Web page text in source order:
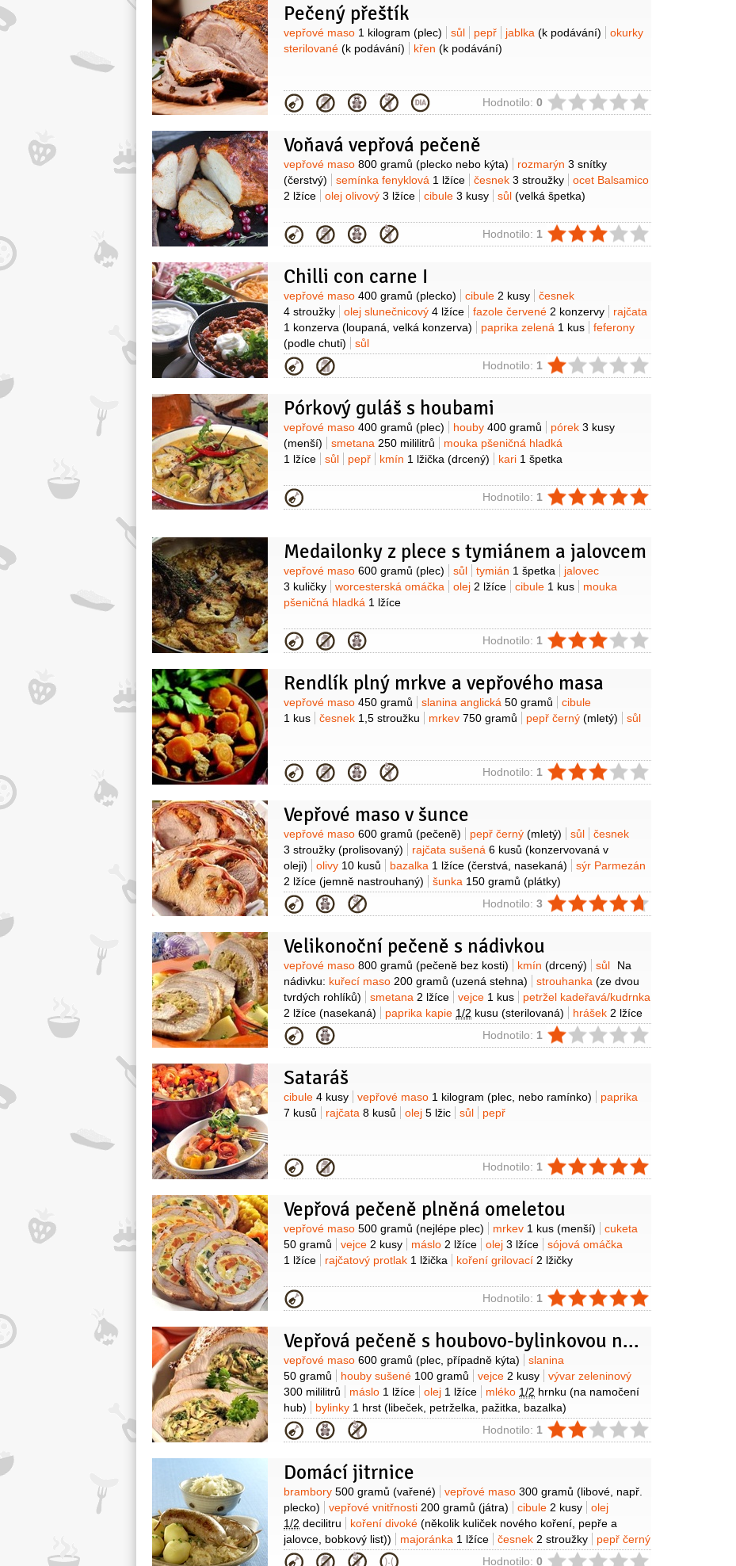
Pečený přeštík
Suroviny
vepřové maso 1 kilogram (plec) sůl pepř jablka (k podávání)
okurky
sterilované (k podávání) křen (k podávání)
Kategorie Hodnotilo: 0
Voňavá vepřová pečeně
Suroviny
vepřové maso 800 gramů (plecko nebo kýta) rozmarýn 3 snítky
(čerstvý)
semínka fenyklová 1 lžíce česnek 3 stroužky
ocet Balsamico
2 lžíce
olej olivový 3 lžíce cibule 3 kusy sůl (velká špetka)
Kategorie Hodnotilo: 1
Chilli con carne I
Suroviny
vepřové maso 400 gramů (plecko) cibule 2 kusy
česnek
4 stroužky
olej slunečnicový 4 lžíce fazole červené 2 konzervy
rajčata
1 konzerva (loupaná, velká konzerva) paprika zelená 1 kus
feferony
(podle chuti)
sůl
Kategorie Hodnotilo: 1
Pórkový guláš s houbami
Suroviny
vepřové maso 400 gramů (plec) houby 400 gramů pórek 3 kusy
(menší)
smetana 250 mililitrů
mouka pšeničná hladká
1 lžíce
sůl pepř kmín 1 lžička (drcený) kari 1 špetka
Kategorie Hodnotilo: 1
Medailonky z plece s tymiánem a jalovcem
Suroviny
vepřové maso 600 gramů (plec) sůl tymián 1 špetka
jalovec
3 kuličky
worcesterská omáčka olej 2 lžíce cibule 1 kus
mouka
pšeničná hladká 1 lžíce
Kategorie Hodnotilo: 1
Rendlík plný mrkve a vepřového masa
Suroviny
vepřové maso 450 gramů slanina anglická 50 gramů
cibule
1 kus
česnek 1,5 stroužku mrkev 750 gramů pepř černý (mletý) sůl
Kategorie Hodnotilo: 1
Vepřové maso v šunce
Suroviny
vepřové maso 600 gramů (pečeně) pepř černý (mletý) sůl
česnek
3 stroužky (prolisovaný) rajčata sušená 6 kusů (konzervovaná v
oleji)
olivy 10 kusů bazalka 1 lžíce (čerstvá, nasekaná)
sýr Parmezán
2 lžíce (jemně nastrouhaný) šunka 150 gramů (plátky)
Kategorie Hodnotilo: 3
Velikonoční pečeně s nádivkou
Suroviny
vepřové maso 800 gramů (pečeně bez kosti) kmín (drcený) sůl
Na
nádivku: kuřecí maso 200 gramů (uzená stehna) strouhanka (ze dvou
tvrdých rohlíků)
smetana 2 lžíce vejce 1 kus
petržel kadeřavá/kudrnka
2 lžíce (nasekaná) paprika kapie 1/2 kusu (sterilovaná) hrášek 2 lžíce
(sterilovaný)
muškátový květ (mletý)
Kategorie Hodnotilo: 1
Sataráš
Suroviny
cibule 4 kusy vepřové maso 1 kilogram (plec, nebo ramínko)
paprika
7 kusů
rajčata 8 kusů olej 5 lžic sůl pepř
Kategorie Hodnotilo: 1
Vepřová pečeně plněná omeletou
Suroviny
vepřové maso 500 gramů (nejlépe plec) mrkev 1 kus (menší)
cuketa
50 gramů
vejce 2 kusy máslo 2 lžíce olej 3 lžíce
sójová omáčka
1 lžíce
rajčatový protlak 1 lžička koření grilovací 2 lžičky
Kategorie Hodnotilo: 1
Vepřová pečeně s houbovo-bylinkovou náplní
Suroviny
vepřové maso 600 gramů (plec, případně kýta)
slanina
50 gramů
houby sušené 100 gramů vejce 2 kusy
vývar zeleninový
300 mililitrů
máslo 1 lžíce olej 1 lžíce mléko 1/2 hrnku (na namočení
hub)
bylinky 1 hrst (libeček, petrželka, pažitka, bazalka)
Kategorie Hodnotilo: 1
Domácí jitrnice
Suroviny
brambory 500 gramů (vařené) vepřové maso 300 gramů (libové, např.
plecko)
vepřové vnitřnosti 200 gramů (játra) cibule 2 kusy
olej
1/2 decilitru koření divoké (několik kuliček nového koření, pepře a
jalovce, bobkový list))
majoránka 1 lžíce česnek 2 stroužky
pepř černý
1 lžička (mletý) Hodnotilo: 0